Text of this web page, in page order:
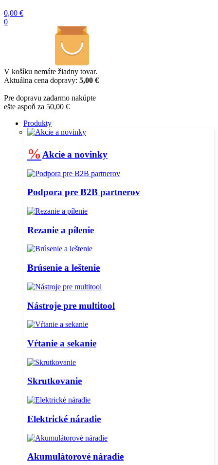
0,00 €
0
V košíku nemáte žiadny tovar.
Aktuálna cena dopravy: 5,00 €
Pre dopravu zadarmo nakúpte
ešte aspoň za 50,00 €
Produkty
% Akcie a novinky
Podpora pre B2B partnerov
Rezanie a pílenie
Brúsenie a leštenie
Nástroje pre multitool
Vŕtanie a sekanie
Skrutkovanie
Elektrické náradie
Akumulátorové náradie